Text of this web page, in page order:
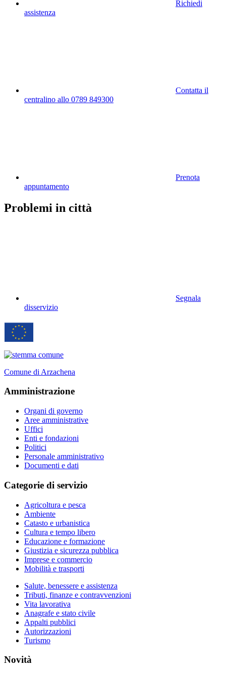
Richiedi
assistenza
Contatta il
centralino allo 0789 849300
Prenota
appuntamento
Problemi in città
Segnala
disservizio
Comune di Arzachena
Amministrazione
Organi di governo
Aree amministrative
Uffici
Enti e fondazioni
Politici
Personale amministrativo
Documenti e dati
Categorie di servizio
Agricoltura e pesca
Ambiente
Catasto e urbanistica
Cultura e tempo libero
Educazione e formazione
Giustizia e sicurezza pubblica
Imprese e commercio
Mobilità e trasporti
Salute, benessere e assistenza
Tributi, finanze e contravvenzioni
Vita lavorativa
Anagrafe e stato civile
Appalti pubblici
Autorizzazioni
Turismo
Novità